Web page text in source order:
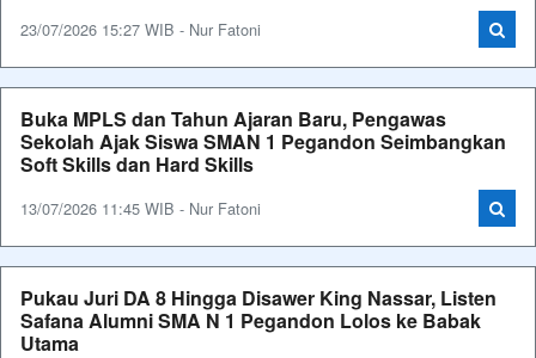
23/07/2026 15:27 WIB - Nur Fatoni
Buka MPLS dan Tahun Ajaran Baru, Pengawas
Sekolah Ajak Siswa SMAN 1 Pegandon Seimbangkan
Soft Skills dan Hard Skills
13/07/2026 11:45 WIB - Nur Fatoni
Pukau Juri DA 8 Hingga Disawer King Nassar, Listen
Safana Alumni SMA N 1 Pegandon Lolos ke Babak
Utama